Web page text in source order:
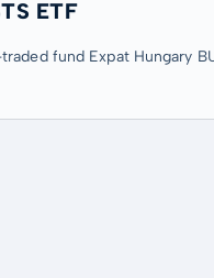
ETF
fund Expat Hungary